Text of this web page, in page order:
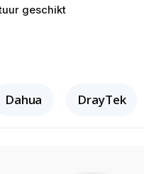
geschikt
Dahua DrayTek